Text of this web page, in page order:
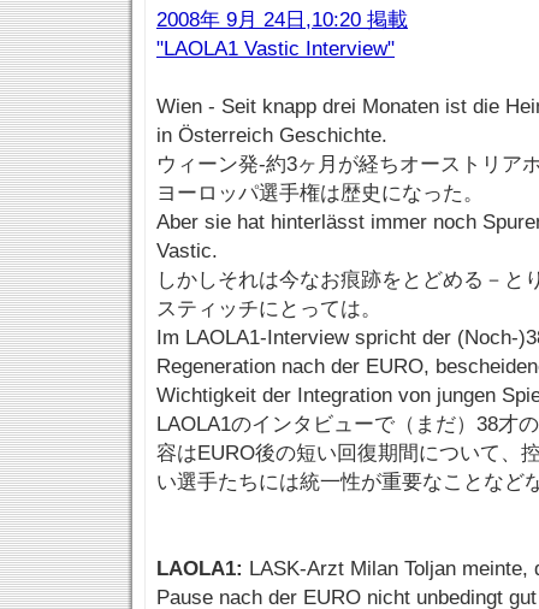
2008年 9月 24日,10:20 掲載
"LAOLA1 Vastic Interview"
Wien - Seit knapp drei Monaten ist die
in Österreich Geschichte.
ウィーン発-約3ヶ月が経ちオーストリア
ヨーロッパ選手権は歴史になった。
Aber sie hat hinterlässt immer noch
Vastic.
しかしそれは今なお痕跡をとどめる－と
スティッチにとっては。
Im LAOLA1-Interview spricht der (Noch-
Regeneration nach der EURO,
Wichtigkeit der Integration von jungen
LAOLA1のインタビューで（まだ）38才
容はEURO後の短い回復期間について、
い選手たちには統一性が重要なことなど
LAOLA1: LASK-Arzt Milan Toljan
Pause nach der EURO nicht unbedingt